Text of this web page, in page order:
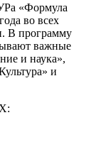
«Формула
во всех
В программу
важные
и наука»,
и